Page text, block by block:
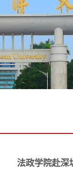
法政学院赴深